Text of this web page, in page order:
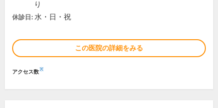
り
休診日: 水・日・祝
この医院の詳細をみる
アクセス数※